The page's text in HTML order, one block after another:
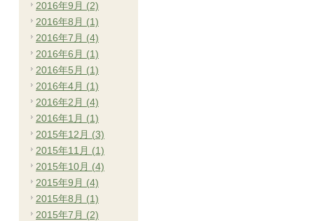
2016年9月 (2)
2016年8月 (1)
2016年7月 (4)
2016年6月 (1)
2016年5月 (1)
2016年4月 (1)
2016年2月 (4)
2016年1月 (1)
2015年12月 (3)
2015年11月 (1)
2015年10月 (4)
2015年9月 (4)
2015年8月 (1)
2015年7月 (2)